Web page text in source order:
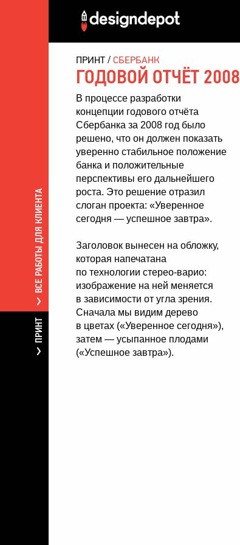
ВСЕ РАБОТЫ ДЛЯ КЛИЕНТА
ПРИНТ
ПРИНТ СБЕРБАНК
ГОДОВОЙ ОТЧЁТ 2008
В процессе разработки
концепции годового отчёта
Сбербанка за 2008 год было
решено, что он должен показать
уверенно стабильное положение
банка и положительные
перспективы его дальнейшего
роста. Это решение отразил
слоган проекта: «Уверенное
сегодня — успешное завтра».
Заголовок вынесен на обложку,
которая напечатана
по технологии стерео-варио:
изображение на ней меняется
в зависимости от угла зрения.
Сначала мы видим дерево
в цветах («Уверенное сегодня»),
затем — усыпанное плодами
(«Успешное завтра»).